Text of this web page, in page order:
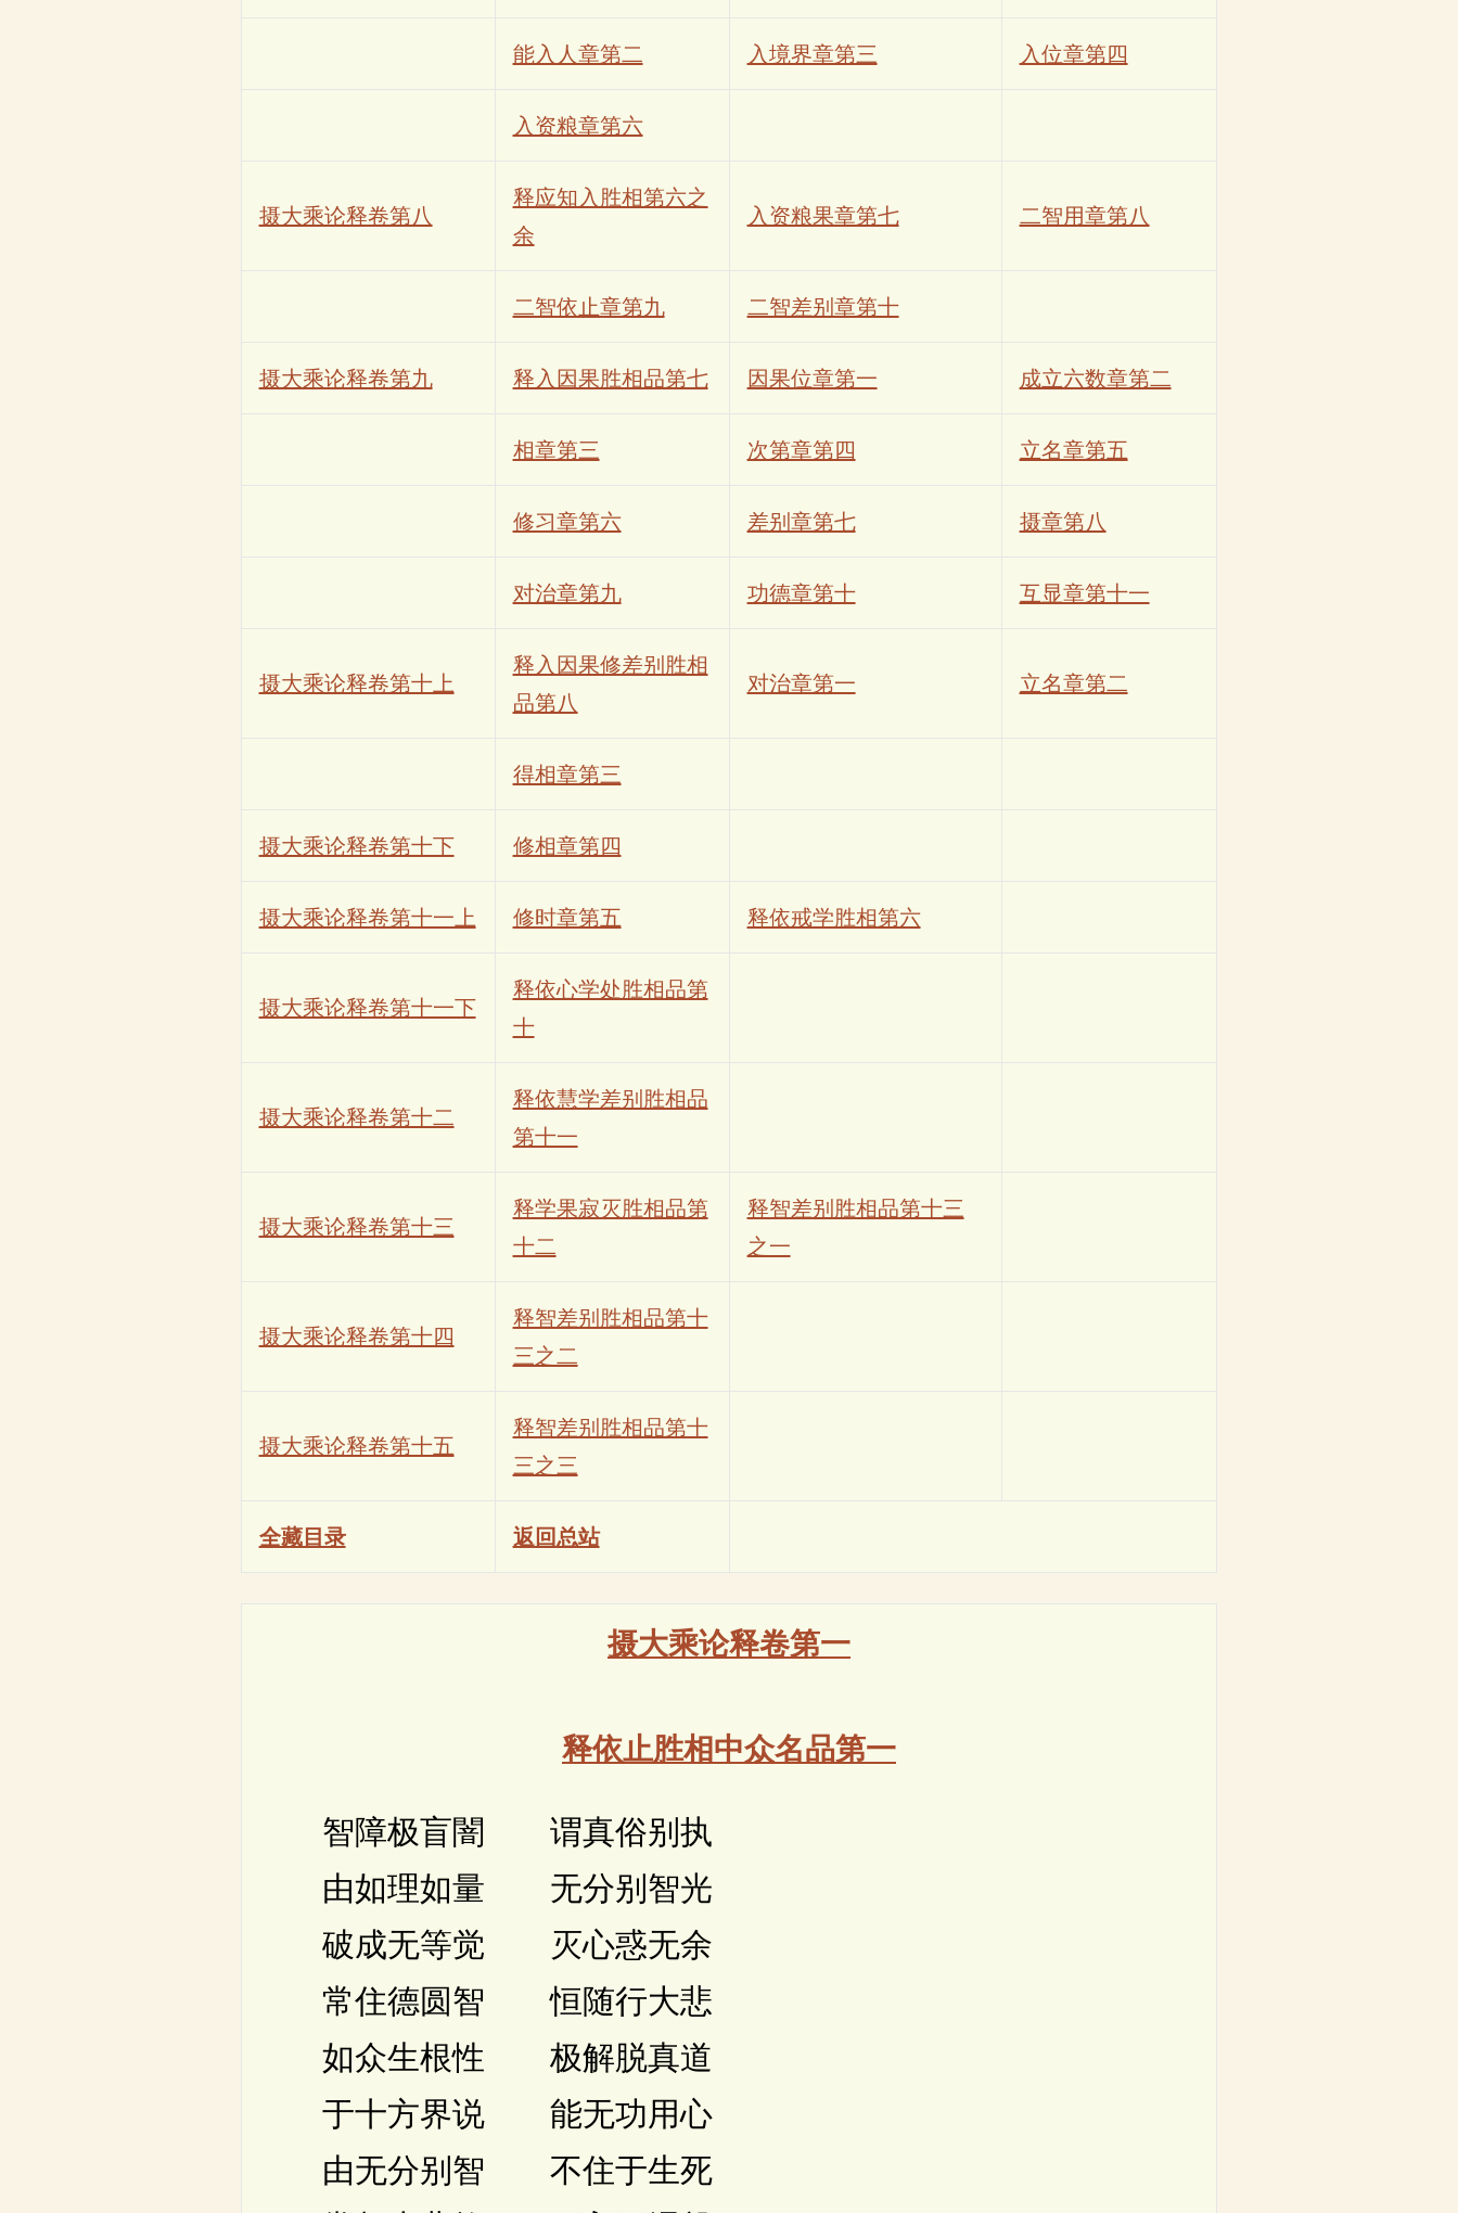
能入人章第二 入境界章第三 入位章第四
入资粮章第六
摄大乘论释卷第八
释应知入胜相第六之
余
入资粮果章第七 二智用章第八
二智依止章第九 二智差别章第十
摄大乘论释卷第九 释入因果胜相品第七 因果位章第一 成立六数章第二
相章第三 次第章第四 立名章第五
修习章第六 差别章第七 摄章第八
对治章第九 功德章第十 互显章第十一
摄大乘论释卷第十上
释入因果修差别胜相
品第八
对治章第一 立名章第二
得相章第三
摄大乘论释卷第十下 修相章第四
摄大乘论释卷第十一上 修时章第五 释依戒学胜相第六
摄大乘论释卷第十一下
释依心学处胜相品第
十
摄大乘论释卷第十二
释依慧学差别胜相品
第十一
摄大乘论释卷第十三
释学果寂灭胜相品第
十二
释智差别胜相品第十三
之一
摄大乘论释卷第十四
释智差别胜相品第十
三之二
摄大乘论释卷第十五
释智差别胜相品第十
三之三
全藏目录 返回总站
摄大乘论释卷第一
释依止胜相中众名品第一
智障极盲闇 谓真俗别执
由如理如量 无分别智光
破成无等觉 灭心惑无余
常住德圆智 恒随行大悲
如众生根性 极解脱真道
于十方界说 能无功用心
由无分别智 不住于生死